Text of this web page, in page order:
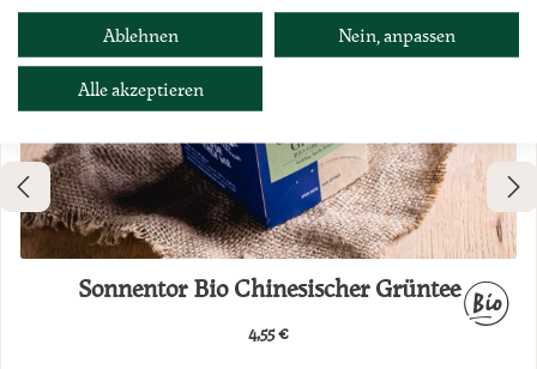
Ablehnen Nein, anpassen
Alle akzeptieren
Sonnentor Bio Chinesischer Grüntee
Regulärer Preis:
4,55 €